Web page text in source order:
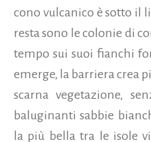
cono vulcanico è sotto il
resta sono le colonie di
tempo sui suoi fianchi
emerge, la barriera crea
scarna vegetazione,
baluginanti sabbie
la più bella tra le isole